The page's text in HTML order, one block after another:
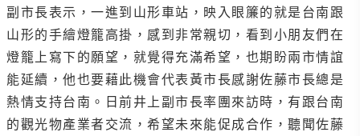
副市長表示，一進到山形車站，映入眼簾的就是台南跟
山形的手繪燈籠高掛，感到非常親切，看到小朋友們在
燈籠上寫下的願望，就覺得充滿希望，也期盼兩市情誼
能延續，他也要藉此機會代表黃市長感謝佐藤市長總是
熱情支持台南。日前井上副市長率團來訪時，有跟台南
的觀光物產業者交流，希望未來能促成合作，聽聞佐藤